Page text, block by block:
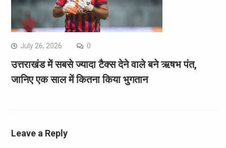
July 26, 2026 0
उत्तराखंड में सबसे ज्यादा टैक्स देने वाले बने ऋषभ पंत,
जानिए एक साल में कितना किया भुगतान
Leave a Reply